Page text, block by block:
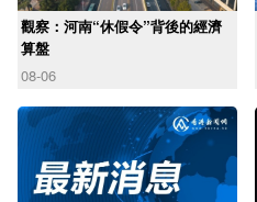
觀察：河南“休假令”背後的經濟
算盤
08-06